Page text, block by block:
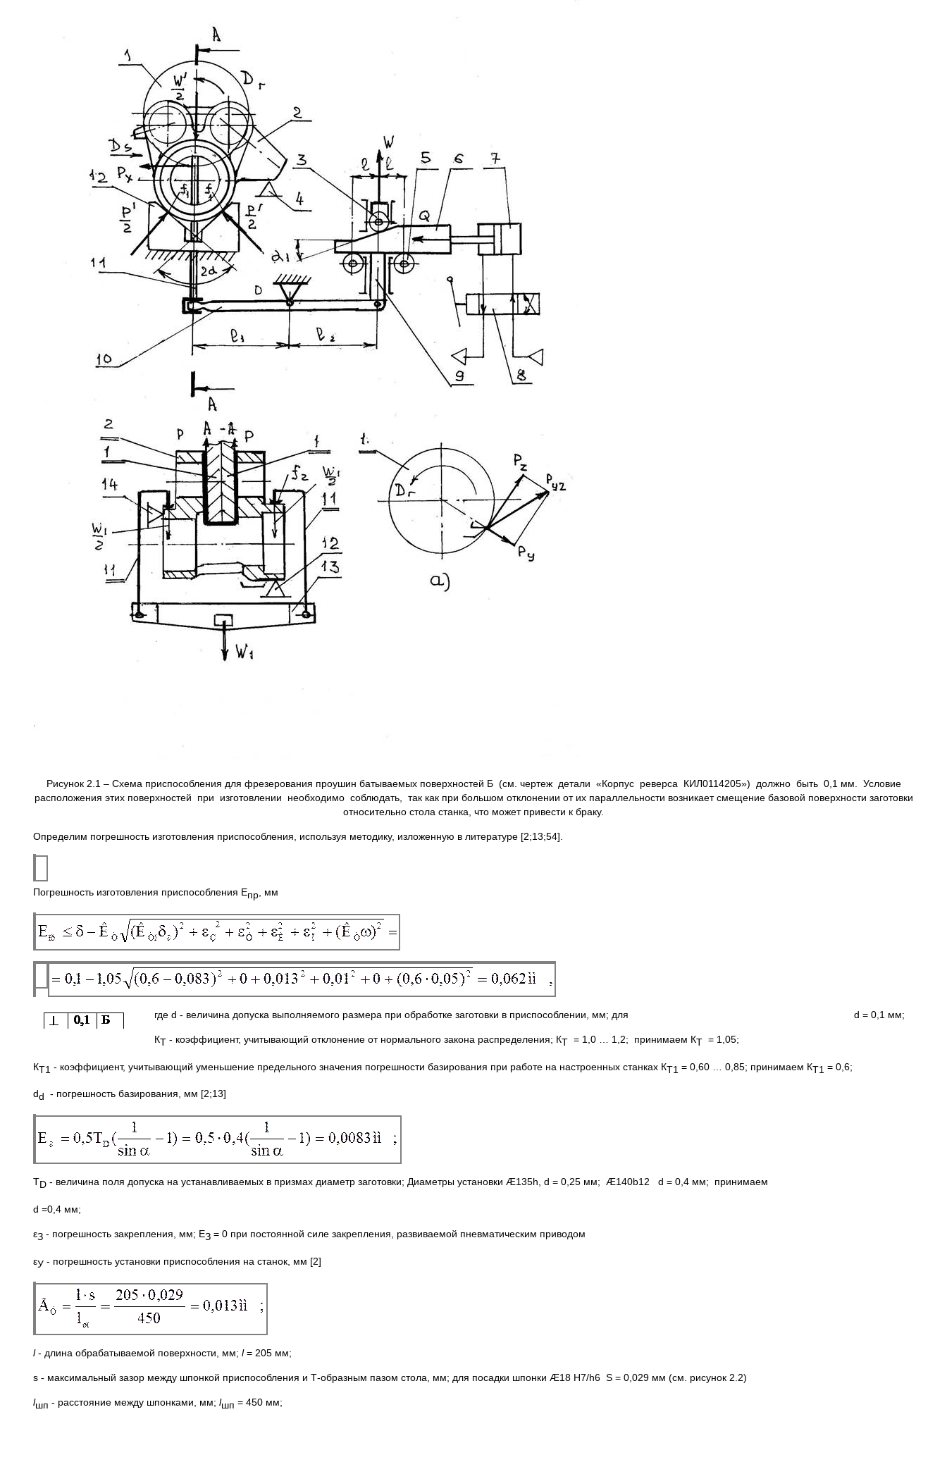
Рисунок 2.1 – Схема приспособления для фрезерования проушин батываемых поверхностей Б (см. чертеж детали «Корпус реверса КИЛ0114205») должно быть 0,1 мм. Условие
расположения этих поверхностей при изготовлении необходимо соблюдать, так как при большом отклонении от их параллельности возникает смещение базовой поверхности заготовки
относительно стола станка, что может привести к браку.
Определим погрешность изготовления приспособления, используя методику, изложенную в литературе [2;13;54].
Погрешность изготовления приспособления Eпр , мм
где d - величина допуска выполняемого размера при обработке заготовки в приспособлении, мм; для d = 0,1 мм;
КТ - коэффициент, учитывающий отклонение от нормального закона распределения; КТ = 1,0 … 1,2; принимаем КТ = 1,05;
КТ1 - коэффициент, учитывающий уменьшение предельного значения погрешности базирования при работе на настроенных станках КТ1 = 0,60 … 0,85; принимаем КТ1 = 0,6;
dd - погрешность базирования, мм [2;13]
TD - величина поля допуска на устанавливаемых в призмах диаметр заготовки; Диаметры установки Æ135h, d = 0,25 мм; Æ140b12 d = 0,4 мм; принимаем
d =0,4 мм;
εЗ - погрешность закрепления, мм; ЕЗ = 0 при постоянной силе закрепления, развиваемой пневматическим приводом
εУ - погрешность установки приспособления на станок, мм [2]
l- длина обрабатываемой поверхности, мм; l= 205 мм;
s - максимальный зазор между шпонкой приспособления и Т-образным пазом стола, мм; для посадки шпонки Æ18 H7/h6 S = 0,029 мм (см. рисунок 2.2)
lшп - расстояние между шпонками, мм; lшп = 450 мм;